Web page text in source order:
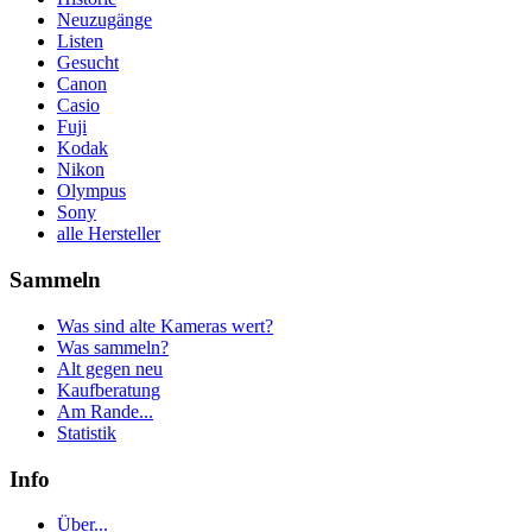
Neuzugänge
Listen
Gesucht
Canon
Casio
Fuji
Kodak
Nikon
Olympus
Sony
alle Hersteller
Sammeln
Was sind alte Kameras wert?
Was sammeln?
Alt gegen neu
Kaufberatung
Am Rande...
Statistik
Info
Über...